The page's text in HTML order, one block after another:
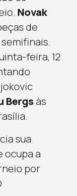
Novak
de
feira, 12
Bergsàs
sua
ocupa a
por